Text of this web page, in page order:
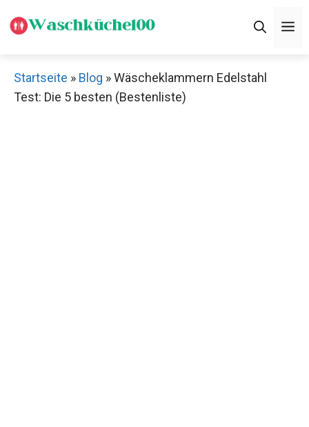
Inhalt
Startseite » Blog »Wäscheklammern Edelstahl
Test: Die 5 besten (Bestenliste)